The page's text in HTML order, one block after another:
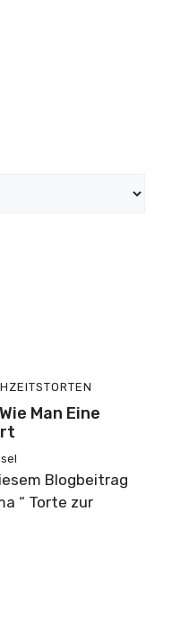
Man Eine
Blogbeitrag
“ Torte zur